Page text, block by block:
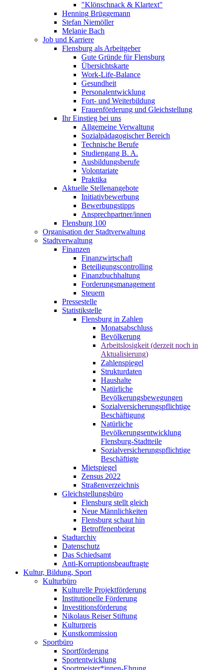
"Klönschnack & Klartext"
Henning Brüggemann
Stefan Niemöller
Melanie Bach
Job und Karriere
Flensburg als Arbeitgeber
Gute Gründe für Flensburg
Übersichtskarte
Work-Life-Balance
Gesundheit
Personalentwicklung
Fort- und Weiterbildung
Frauenförderung und Gleichstellung
Ihr Einstieg bei uns
Allgemeine Verwaltung
Sozialpädagogischer Bereich
Technische Berufe
Studiengang B. A.
Ausbildungsberufe
Volontariate
Praktika
Aktuelle Stellenangebote
Initiativbewerbung
Bewerbungstipps
Ansprechpartner/innen
Flensburg 100
Organisation der Stadtverwaltung
Stadtverwaltung
Finanzen
Finanzwirtschaft
Beteiligungscontrolling
Finanzbuchhaltung
Forderungsmanagement
Steuern
Pressestelle
Statistikstelle
Flensburg in Zahlen
Monatsabschluss
Bevölkerung
Arbeitslosigkeit (derzeit noch in
Aktualisierung)
Zahlenspiegel
Strukturdaten
Haushalte
Natürliche
Bevölkerungsbewegungen
Sozialversicherungspflichtige
Beschäftigung
Natürliche
Bevölkerungsentwicklung
Flensburg-Stadtteile
Sozialversicherungspflichtige
Beschäftigte
Mietspiegel
Zensus 2022
Straßenverzeichnis
Gleichstellungsbüro
Flensburg stellt gleich
Neue Männlichkeiten
Flensburg schaut hin
Betroffenenbeirat
Stadtarchiv
Datenschutz
Das Schiedsamt
Anti-Korruptionsbeauftragte
Kultur, Bildung, Sport
Kulturbüro
Kulturelle Projektförderung
Institutionelle Förderung
Investitionsförderung
Nikolaus Reiser Stiftung
Kulturpreis
Kunstkommission
Sportbüro
Sportförderung
Sportentwicklung
Sportmeister*innen-Ehrung